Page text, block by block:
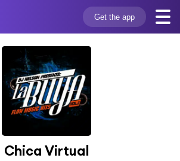
Get the app
Chica Virtual